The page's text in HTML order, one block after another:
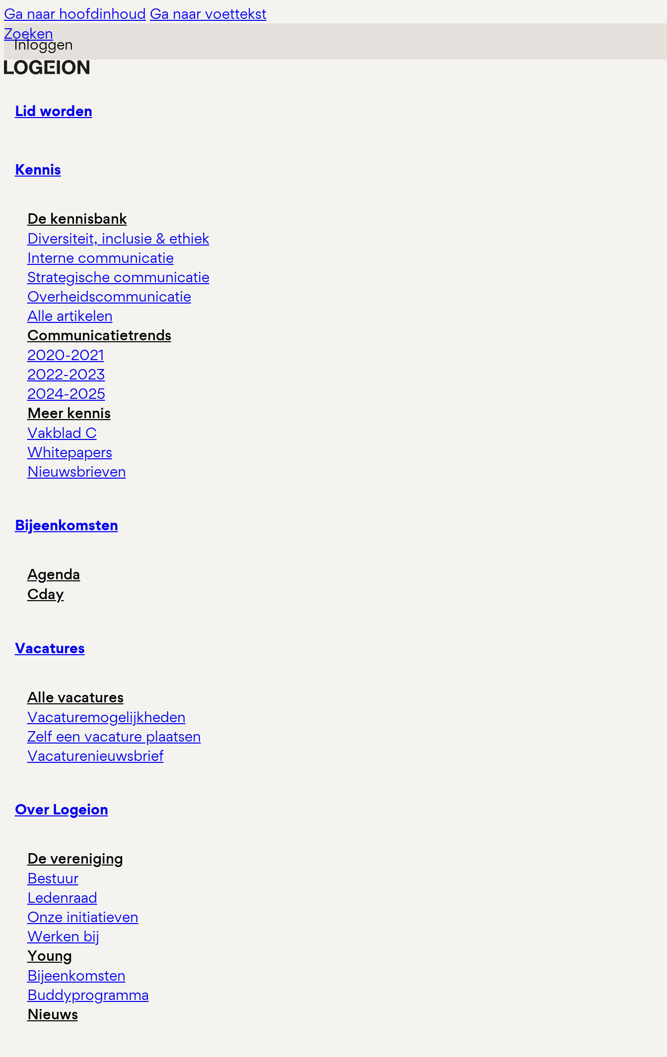
Ga naar hoofdinhoud Ga naar voettekst
Zoeken
Inloggen
Lid worden
Kennis
De kennisbank
Diversiteit, inclusie & ethiek
Interne communicatie
Strategische communicatie
Overheidscommunicatie
Alle artikelen
Communicatietrends
2020-2021
2022-2023
2024-2025
Meer kennis
Vakblad C
Whitepapers
Nieuwsbrieven
Bijeenkomsten
Agenda
Cday
Vacatures
Alle vacatures
Vacaturemogelijkheden
Zelf een vacature plaatsen
Vacaturenieuwsbrief
Over Logeion
De vereniging
Bestuur
Ledenraad
Onze initiatieven
Werken bij
Young
Bijeenkomsten
Buddyprogramma
Nieuws